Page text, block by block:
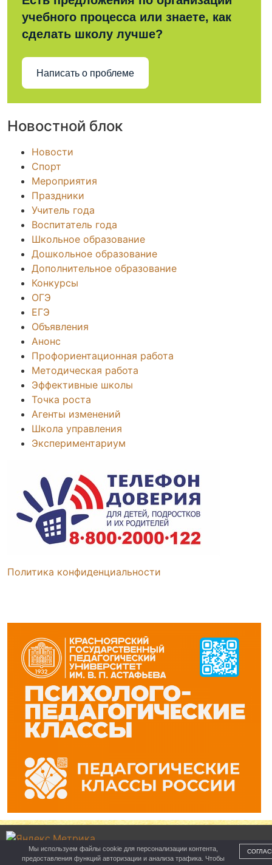
учебного процесса или знаете, как
сделать школу лучше?
Написать о проблеме
Новостной блок
Новости
Спорт
Мероприятия
Праздники
Учитель года
Воспитатель года
Школьное образование
Дошкольное образование
Дополнительное образование
Конкурсы
ОГЭ
ЕГЭ
Объявления
Анонс
Профориентационная работа
Методическая работа
Эффективные школы
Точка роста
Агенты изменений
Школа управления
Экспериментариум
Политика конфиденциальности
Управление образования
Мы используем файлы cookie для персонализации контента,
предоставления функций авторизации и анализа трафика. Чтобы